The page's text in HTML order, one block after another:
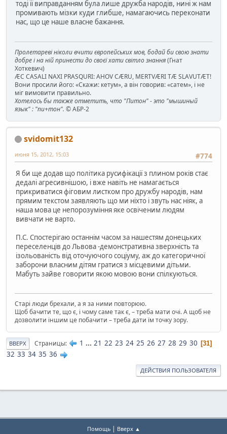
тоді її виправданням була лише дружба народів, нині ж нам
промивають мізки куди глибше, намагаючись переконати
нас, що це наше власне бажання.
Пролетареві ніколи вчити європейських мов, бодай би свою знати
добре і на ній принести до своєї хати світло знання(Гнат
Хоткевич)
ÆC CASALI NAXI PRASQURI: AHOV CÆRU, MERTVÆRI TÆ SLAVUTÆT!
Вони просили його: «Скажи: кетум», а він говорив: «сатем», і не
міг вимовити правильно.
Хотелось бы также отметить, что "Питон" - это "мышиный
язык" : "пи+тон". © АБР-2
svidomit132
#774
июня 15, 2012, 15:03
Я би ще додав що політика русифікації з плином років стає
дедалі агресивнішою, і вже навіть не намагається
прикриватися фіговим листком про дружбу народів, нам
прямим текстом заявляють що ми ніхто і звуть нас ніяк, а
наша мова це непорозуміння яке освіченим людям
вивчати не варто.
П.С. Спостерігаю останнім часом за нашестям донецьких
переселенців до Львова -демонстративна зверхність та
ізольованість від оточуючого соціуму, аж до категоричної
заборони власним дітям гратися з місцевими дітьми.
Мабуть зайве говорити якою мовою вони спілкуються.
Старі люди брехали, а я за ними повторюю.
Щоб бачити те, що є, і чому саме так є, – треба мати очі. А щоб не
дозволити іншим це побачити – треба дати їм точку зору.
ВВЕРХ Страницы 1 ... 21 22 23 24 25 26 27 28 29 30 31
32 33 34 35 36
ДЕЙСТВИЯ ПОЛЬЗОВАТЕЛЯ
Помощь| Вверх ▲